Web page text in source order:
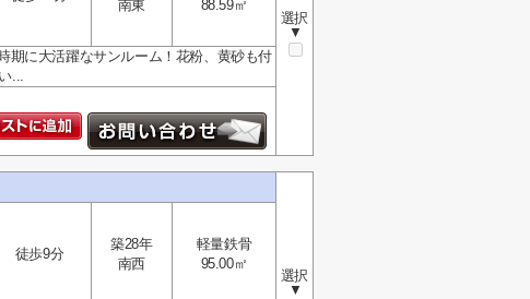
選択
▼
南東
88.59㎡
期に大活躍なサンルーム！花粉、黄砂も付
...
選択
▼
徒歩9分
築28年
南西
軽量鉄骨
95.00㎡